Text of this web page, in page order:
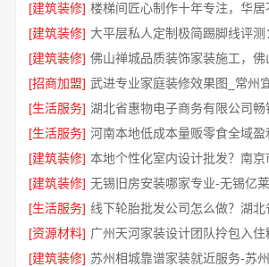
[建筑装修]
[建筑装修]
[建筑装修]
[招商加盟]
[生活服务]
[生活服务]
[建筑装修]
[建筑装修]
[生活服务]
[资源材料] 广州天河家装设计团队拎包入住
[建筑装修]